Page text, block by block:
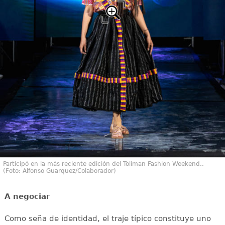
Participó en la más reciente edición del Toliman Fashion Weekend..
(Foto: Alfonso Guarquez/Colaborador)
A negociar
Como seña de identidad, el traje típico constituye uno